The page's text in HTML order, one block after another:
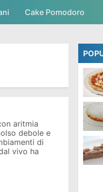
Cake Pomodoro
aritmia
debole e
di
vivo ha